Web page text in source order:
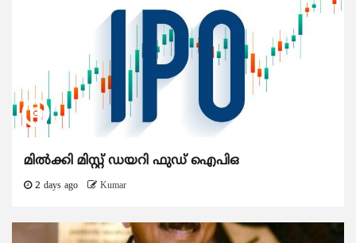
മിൽക്കി മിസ്റ്റ് ഡയറി ഫുഡ് ഐപിഒ
2 days ago Kumar